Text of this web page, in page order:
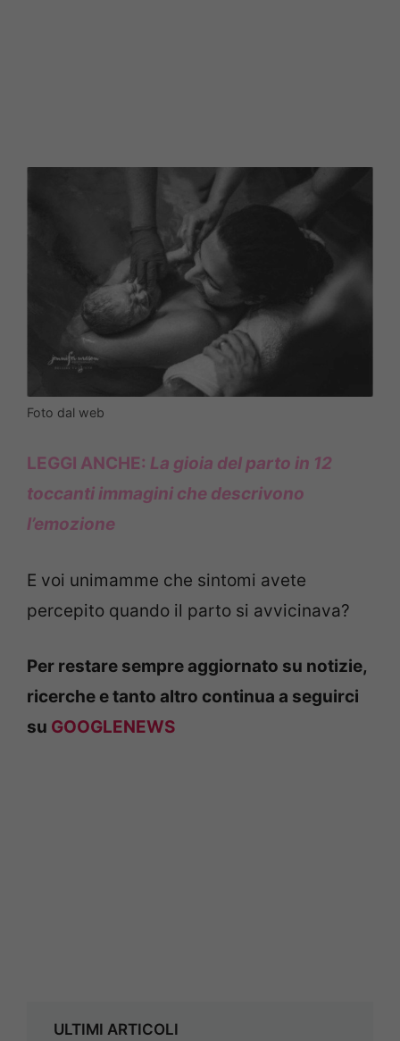
Foto dal web
LEGGI ANCHE: La gioia del parto in 12
toccanti immagini che descrivono
l’emozione
E voi unimamme che sintomi avete
percepito quando il parto si avvicinava?
Per restare sempre aggiornato su notizie,
ricerche e tanto altro continua a seguirci
su GOOGLENEWS
ULTIMI ARTICOLI